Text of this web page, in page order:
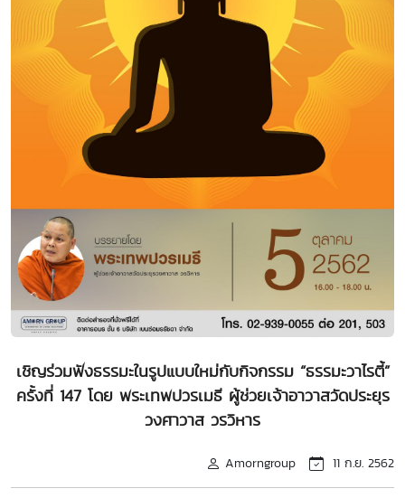
เชิญร่วมฟังธรรมะในรูปแบบใหม่กับกิจกรรม “ธรรมะวาไรตี้”
ครั้งที่ 147 โดย พระเทพปวรเมธี ผู้ช่วยเจ้าอาวาสวัดประยุร
วงศาวาส วรวิหาร
Amorngroup 11 ก.ย. 2562